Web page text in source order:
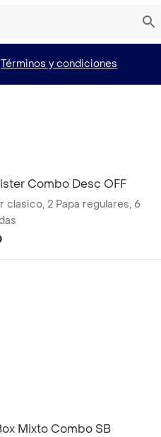
Términos y condiciones
Combo Desc OFF
clasico, 2 Papa regulares, 6
Mixto Combo SB